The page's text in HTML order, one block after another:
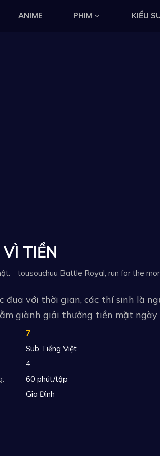
ANIME PHIM KIỂU
TIỀN
đua với thời gian, các thí sinh là
giành giải thưởng tiền mặt ngày
7
Sub Tiếng Việt
4
60 phút/tập
Gia Đình